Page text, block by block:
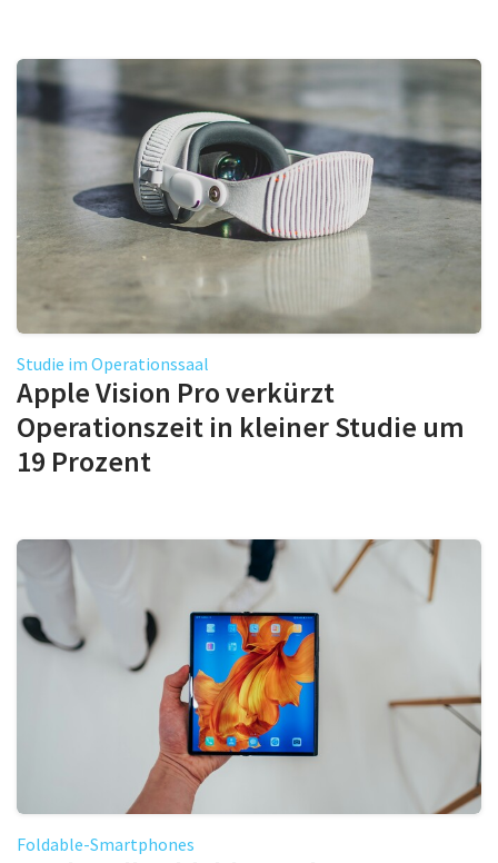
Studie im Operationssaal
Apple Vision Pro verkürzt
Operationszeit in kleiner Studie um
19 Prozent
Foldable-Smartphones